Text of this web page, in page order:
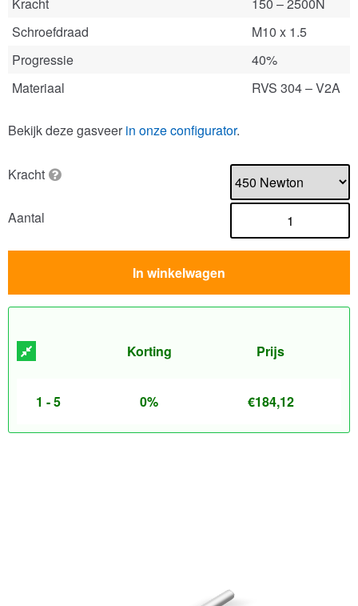
Schroefdraad
M10 x 1.5
Progressie
40%
Materiaal
RVS 304 – V2A
Bekijk deze gasveer in onze configurator.
Kracht
Aantal
In winkelwagen
Korting Prijs
1 - 5 0% €184,12